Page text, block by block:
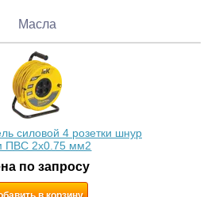
Масла
силовой 4 розетки шнур
ПВС 2х0.75 мм2
по запросу